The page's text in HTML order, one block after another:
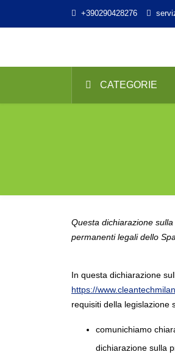
+390290428276
CATEGORIE
Questa dichiarazione
permanenti legali dello
In questa dichiarazione
https://
requisiti della legislazione
comunichiamo
dichiarazione sulla